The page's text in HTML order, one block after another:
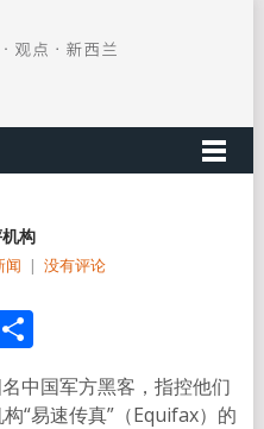
构
闻 | 没有评论
分
享
中国军方黑客，指控他们
“易速传真”（Equifax）的